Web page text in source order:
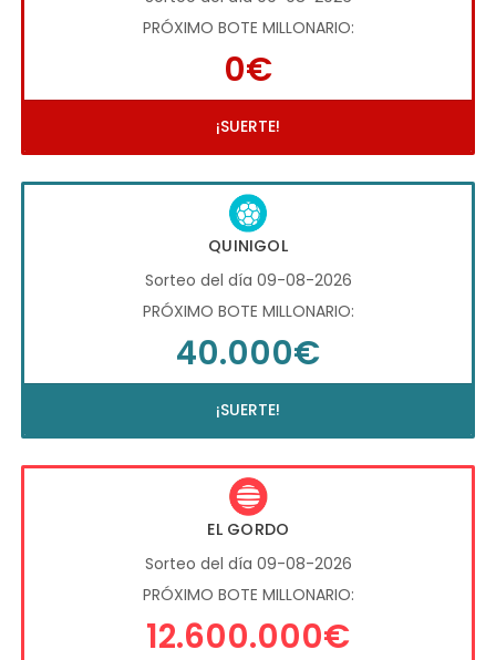
PRÓXIMO BOTE MILLONARIO:
0€
¡SUERTE!
QUINIGOL
Sorteo del día 09-08-2026
PRÓXIMO BOTE MILLONARIO:
40.000€
¡SUERTE!
EL GORDO
Sorteo del día 09-08-2026
PRÓXIMO BOTE MILLONARIO:
12.600.000€